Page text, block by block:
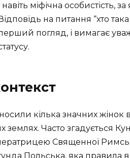
міфічна особистість,
на питання “хто
погляд, і вимагає
кілька значних жінок
землях. Часто згадується
Священної
Польська, яка правила в